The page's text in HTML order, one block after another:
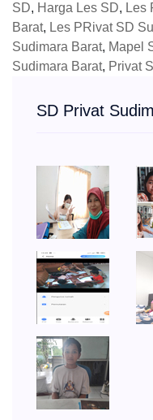
SD, Harga Les SD, Les
Barat, Les PRivat SD
Sudimara Barat, Mapel
Sudimara Barat, Privat
SD Privat